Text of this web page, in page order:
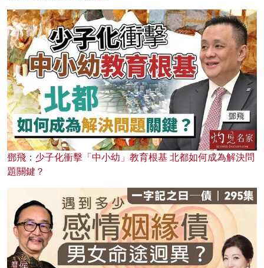
鄧飛：少子化衝擊「中小幼」教育根基 北都如何成為解決問
題關鍵？